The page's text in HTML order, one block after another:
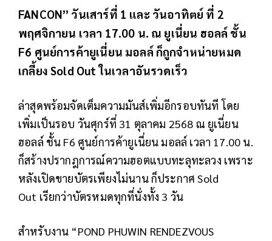
FANCON” วันเสาร์ที่ 1 และ วันอาทิตย์ ที่ 2
พฤศจิกายน เวลา 17.00 น. ณ ยูเนี่ยน ฮอลล์ ชั้น
F6 ศูนย์การค้ายูเนี่ยน มอลล์ ก็ถูกจำหน่ายหมด
เกลี้ยง Sold Out ในเวลาอันรวดเร็ว
ล่าสุดพร้อมจัดเต็มความมันส์เพิ่มอีกรอบทันที โดย
เพิ่มเป็นรอบ วันศุกร์ที่ 31 ตุลาคม 2568 ณ ยูเนี่ยน
ฮอลล์ ชั้น F6 ศูนย์การค้ายูเนี่ยน มอลล์ เวลา 17.00 น.
ก็สร้างปรากฎการณ์ความฮอตแบบทะลุทะลวง เพราะ
หลังเปิดขายบัตรเพียงไม่นาน ก็ประกาศ Sold
Out เรียกว่าบัตรหมดทุกที่นั่งทั้ง 3 วัน
สำหรับงาน “POND PHUWIN RENDEZVOUS